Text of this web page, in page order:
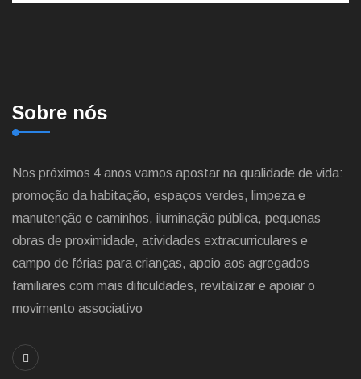
Sobre nós
Nos próximos 4 anos vamos apostar na qualidade de vida:
promoção da habitação, espaços verdes, limpeza e
manutenção e caminhos, iluminação pública, pequenas
obras de proximidade, atividades extracurriculares e
campo de férias para crianças, apoio aos agregados
familiares com mais dificuldades, revitalizar e apoiar o
movimento associativo